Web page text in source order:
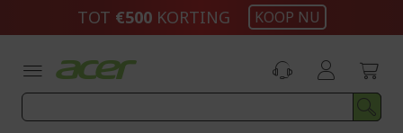
inhoud
TOT €500KORTING KOOP NU